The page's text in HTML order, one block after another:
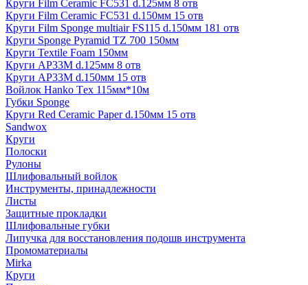
Круги Film Ceramic FC531 d.125мм 8 отв
Круги Film Ceramic FC531 d.150мм 15 отв
Круги Film Sponge multiair FS115 d.150мм 181 отв
Круги Sponge Pyramid TZ 700 150мм
Круги Textile Foam 150мм
Круги AP33M d.125мм 8 отв
Круги AP33M d.150мм 15 отв
Войлок Hanko Tех 115мм*10м
Губки Sponge
Круги Red Ceramic Paper d.150мм 15 отв
Sandwox
Круги
Полоски
Рулоны
Шлифовальный войлок
Инструменты, принадлежности
Листы
Защитные прокладки
Шлифовальные губки
Липучка для восстановления подошв инструмента
Промоматериалы
Mirka
Круги